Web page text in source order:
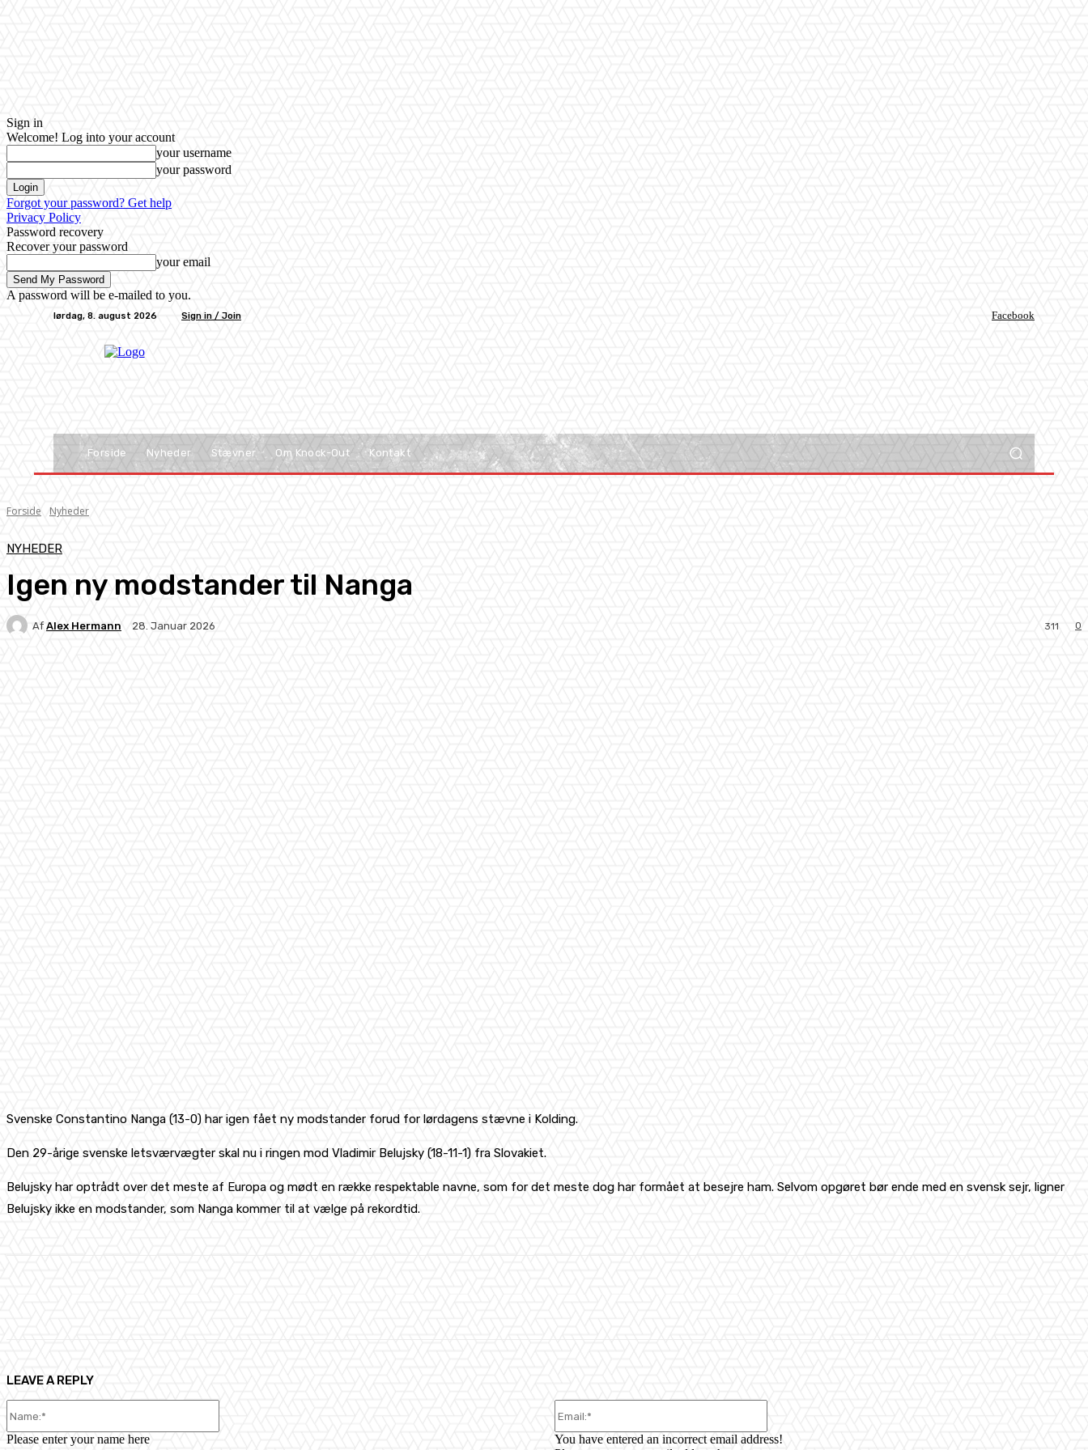
Sign in
Welcome! Log into your account
your username
your password
Forgot your password? Get help
Privacy Policy
Password recovery
Recover your password
your email
A password will be e-mailed to you.
lørdag, 8. august 2026 Sign in / Join Facebook
Forside Nyheder Stævner Om Knock-Out Kontakt
Forside Nyheder
NYHEDER
Igen ny modstander til Nanga
Af Alex Hermann 28. Januar 2026 0
311
Svenske Constantino Nanga (13-0) har igen fået ny modstander forud for lørdagens stævne i Kolding.
Den 29-årige svenske letsværvægter skal nu i ringen mod Vladimir Belujsky (18-11-1) fra Slovakiet.
Belujsky har optrådt over det meste af Europa og mødt en række respektable navne, som for det meste dog har formået at besejre ham. Selvom opgøret bør ende med en svensk sejr, ligner
Belujsky ikke en modstander, som Nanga kommer til at vælge på rekordtid.
LEAVE A REPLY
Please enter your name here
You have entered an incorrect email address!